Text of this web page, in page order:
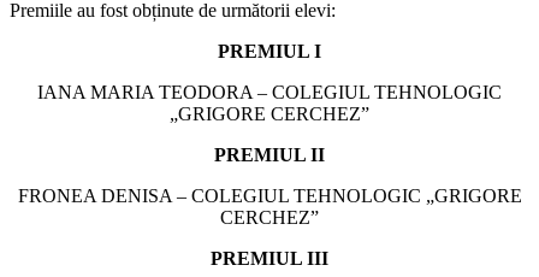
Premiile au fost obținute de următorii elevi:
PREMIUL I
IANA MARIA TEODORA – COLEGIUL TEHNOLOGIC
„GRIGORE CERCHEZ”
PREMIUL II
FRONEA DENISA – COLEGIUL TEHNOLOGIC „GRIGORE
CERCHEZ”
PREMIUL III